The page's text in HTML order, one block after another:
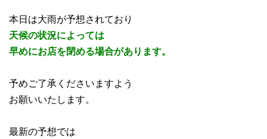
本日は大雨が予想されており
天候の状況によっては
早めにお店を閉める場合があります。
予めご了承くださいますよう
お願いいたします。
最新の予想では